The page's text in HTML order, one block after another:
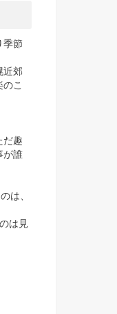
季節
近郊
こ
だ趣
が誰
は、
は見